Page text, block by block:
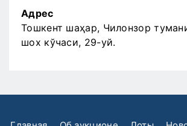
Адрес
Тошкент шаҳар, Чилонзор
шох кўчаси, 29-уй.